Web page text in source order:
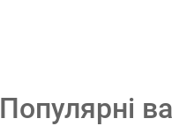
Популярні